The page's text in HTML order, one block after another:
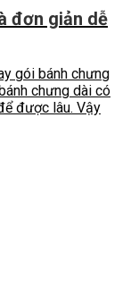
đơn giản dễ
gói bánh chưng
chưng dài có
được lâu. Vậy